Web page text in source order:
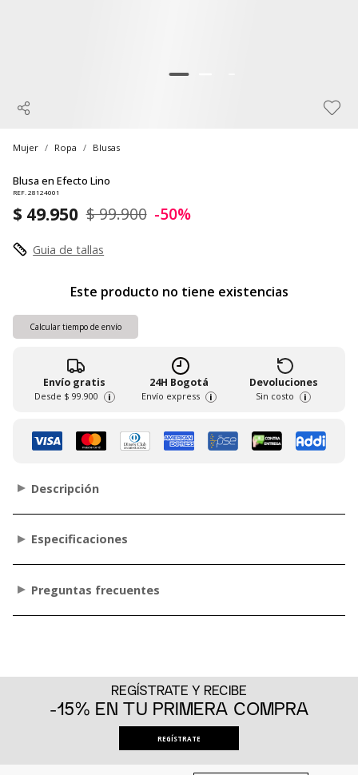
Mujer Ropa Blusas
Blusa en Efecto Lino
REF. 28124001
$ 49.950 $ 99.900 -50%
Guia de tallas
Este producto no tiene existencias
Calcular tiempo de envío
Envío gratis
Desde $ 99.900 i
24H Bogotá
Envío express i
Devoluciones
Sin costo i
Descripción
Especificaciones
Preguntas frecuentes
REGÍSTRATE Y RECIBE
-15% EN TU PRIMERA COMPRA
REGÍSTRATE